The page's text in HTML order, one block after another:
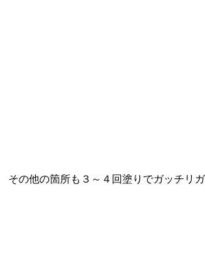
その他の箇所も３～４回塗りでガッチリガ